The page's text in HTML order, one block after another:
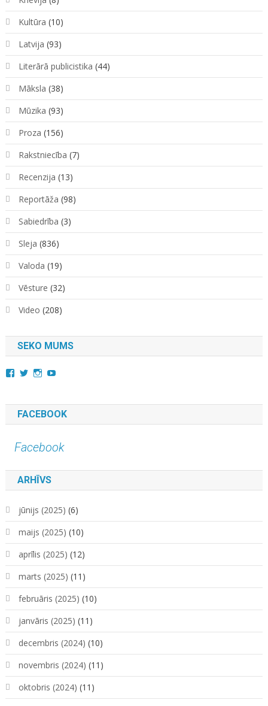
Kultūra (10)
Latvija (93)
Literārā publicistika (44)
Māksla (38)
Mūzika (93)
Proza (156)
Rakstniecība (7)
Recenzija (13)
Reportāža (98)
Sabiedrība (3)
Sleja (836)
Valoda (19)
Vēsture (32)
Video (208)
SEKO MUMS
View
Facebook
View
Twitter
View
Instagram
YouTube
FACEBOOK
Facebook
ARHĪVS
jūnijs (2025) (6)
maijs (2025) (10)
aprīlis (2025) (12)
marts (2025) (11)
februāris (2025) (10)
janvāris (2025) (11)
decembris (2024) (10)
novembris (2024) (11)
oktobris (2024) (11)